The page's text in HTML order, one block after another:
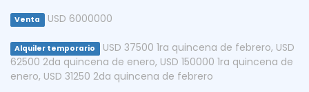
Venta USD 6000000
Alquiler temporario USD 37500 1ra quincena de febrero, USD
62500 2da quincena de enero, USD 150000 1ra quincena de
enero, USD 31250 2da quincena de febrero